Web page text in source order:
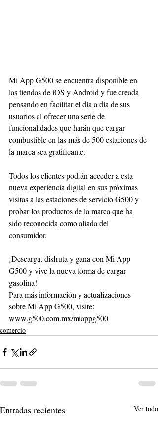
Mi App G500 se encuentra disponible en
las tiendas de iOS y Android y fue creada
pensando en facilitar el día a día de sus
usuarios al ofrecer una serie de
funcionalidades que harán que cargar
combustible en las más de 500 estaciones de
la marca sea gratificante.
Todos los clientes podrán acceder a esta
nueva experiencia digital en sus próximas
visitas a las estaciones de servicio G500 y
probar los productos de la marca que ha
sido reconocida como aliada del
consumidor.
¡Descarga, disfruta y gana con Mi App
G500 y vive la nueva forma de cargar
gasolina!
Para más información y actualizaciones
sobre Mi App G500, visite:
www.g500.com.mx/miappg500
comercio
Entradas recientes Ver todo